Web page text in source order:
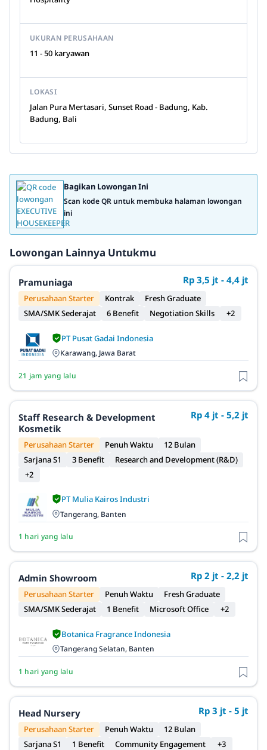
UKURAN PERUSAHAAN
11 - 50 karyawan
LOKASI
Jalan Pura Mertasari, Sunset Road - Badung, Kab.
Badung, Bali
Bagikan Lowongan Ini
Scan kode QR untuk membuka halaman lowongan
ini
Lowongan Lainnya Untukmu
Pramuniaga Rp 3,5 jt - 4,4 jt
Perusahaan Starter Kontrak
Fresh Graduate
SMA/SMK Sederajat
6 Benefit Negotiation Skills +2
PT Pusat Gadai Indonesia
Karawang, Jawa Barat
21 jam yang lalu
Staff Research & Development
Kosmetik
Rp 4 jt - 5,2 jt
Perusahaan Starter Penuh Waktu
12 Bulan
Sarjana S1
3 Benefit
Research and Development (R&D)
+2
PT Mulia Kairos Industri
Tangerang, Banten
1 hari yang lalu
Admin Showroom Rp 2 jt - 2,2 jt
Perusahaan Starter Penuh Waktu
Fresh Graduate
SMA/SMK Sederajat
1 Benefit Microsoft Office +2
Botanica Fragrance Indonesia
Tangerang Selatan, Banten
1 hari yang lalu
Head Nursery Rp 3 jt - 5 jt
Perusahaan Starter Penuh Waktu
12 Bulan
Sarjana S1
1 Benefit Community Engagement +3